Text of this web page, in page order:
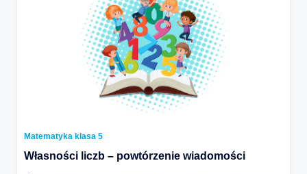
Matematyka klasa 5
Własności liczb – powtórzenie wiadomości